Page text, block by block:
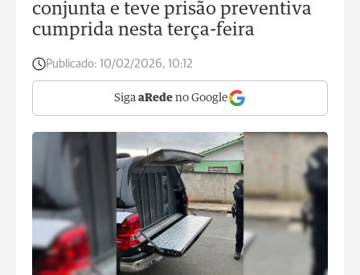
conjunta e teve prisão preventiva
cumprida nesta terça-feira
Publicado: 10/02/2026, 10:12
Siga aRede no Google